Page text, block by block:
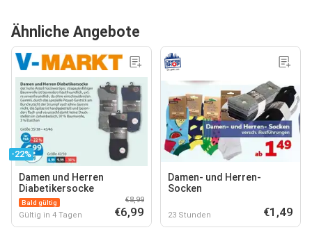
Ähnliche Angebote
-22%
Damen und Herren
Diabetikersocke
Bald gültig
Gültig in 4 Tagen
€8,99
€6,99
Damen- und Herren-
Socken
23 Stunden €1,49